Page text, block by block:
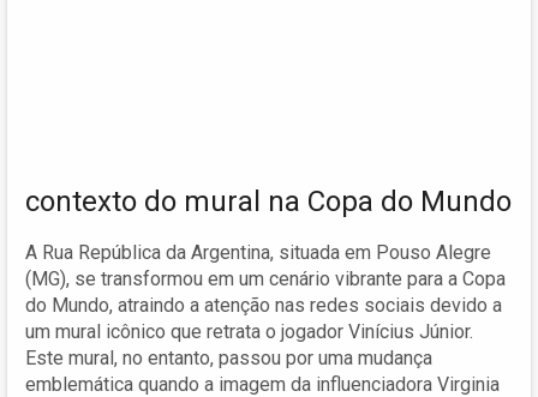
contexto do mural na Copa do Mundo
A Rua República da Argentina, situada em Pouso Alegre
(MG), se transformou em um cenário vibrante para a Copa
do Mundo, atraindo a atenção nas redes sociais devido a
um mural icônico que retrata o jogador Vinícius Júnior.
Este mural, no entanto, passou por uma mudança
emblemática quando a imagem da influenciadora Virginia